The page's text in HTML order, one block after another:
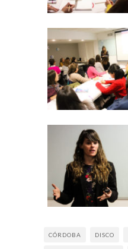
CÓRDOBA DISCO